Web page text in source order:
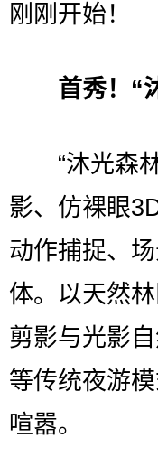
刚刚开始！
首秀！“
“沐光森林
影、仿裸眼
动作捕捉、
体。以天然
剪影与光影
等传统夜游
喧嚣。